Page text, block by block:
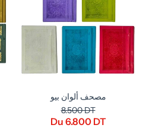
مصحف ألوان بيو
8.500 DT
Du 6.800 DT